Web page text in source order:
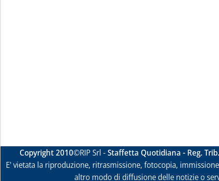
Copyright 2010©RIP Srl -Staffetta Quotidiana - Reg.
E' vietata la riproduzione, ritrasmissione, fotocopia,
altro modo di diffusione delle notizie o